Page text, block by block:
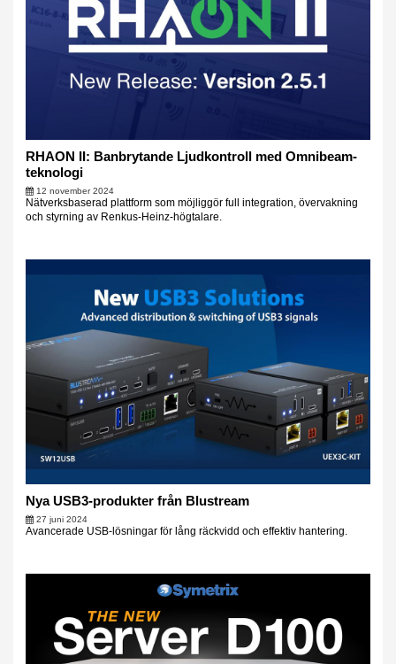
RHAON II: Banbrytande Ljudkontroll med Omnibeam-
teknologi
12 november 2024
Nätverksbaserad plattform som möjliggör full integration, övervakning
och styrning av Renkus-Heinz-högtalare.
Nya USB3-produkter från Blustream
27 juni 2024
Avancerade USB-lösningar för lång räckvidd och effektiv hantering.